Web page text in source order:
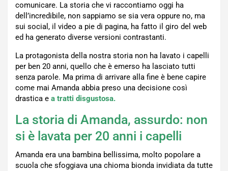
comunicare. La storia che vi raccontiamo oggi ha
dell’incredibile, non sappiamo se sia vera oppure no, ma
sui social, il video a pie di pagina, ha fatto il giro del web
ed ha generato diverse versioni contrastanti.
La protagonista della nostra storia non ha lavato i capelli
per ben 20 anni, quello che è emerso ha lasciato tutti
senza parole. Ma prima di arrivare alla fine è bene capire
come mai Amanda abbia preso una decisione così
drastica e a tratti disgustosa.
La storia di Amanda, assurdo: non
si è lavata per 20 anni i capelli
Amanda era una bambina bellissima, molto popolare a
scuola che sfoggiava una chioma bionda invidiata da tutte